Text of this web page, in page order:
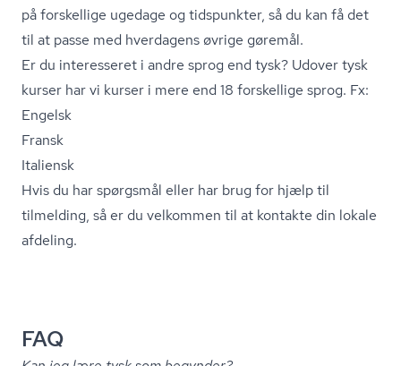
på forskellige ugedage og tidspunkter, så du kan få det
til at passe med hverdagens øvrige gøremål.
Er du interesseret i andre sprog end tysk? Udover tysk
kurser har vi kurser i mere end 18 forskellige sprog. Fx:
Engelsk
Fransk
Italiensk
Hvis du har spørgsmål eller har brug for hjælp til
tilmelding, så er du velkommen til at kontakte din lokale
afdeling.
FAQ